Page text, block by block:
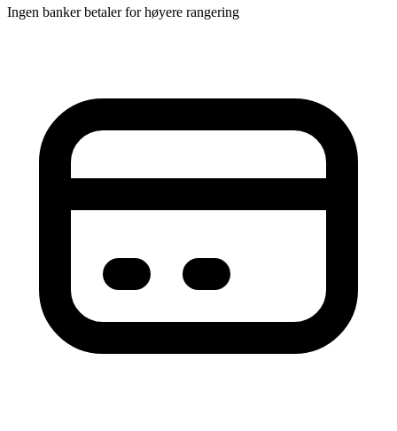
Ingen banker betaler for høyere rangering